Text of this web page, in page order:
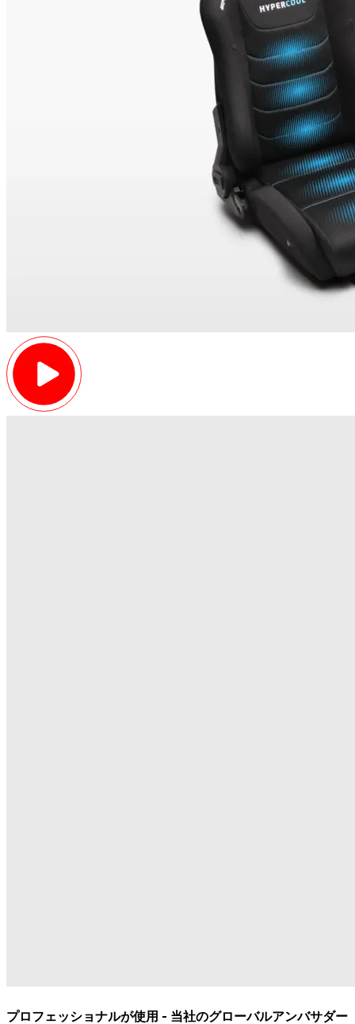
プロフェッショナルが使用 - 当社のグローバルアンバサダー